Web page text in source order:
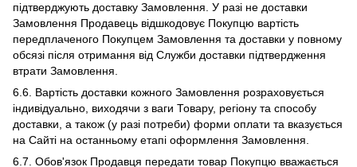
підтверджують доставку Замовлення. У разі не доставки
Замовлення Продавець відшкодовує Покупцю вартість
передплаченого Покупцем Замовлення та доставки у повному
обсязі після отримання від Служби доставки підтвердження
втрати Замовлення.
6.6. Вартість доставки кожного Замовлення розраховується
індивідуально, виходячи з ваги Товару, регіону та способу
доставки, а також (у разі потреби) форми оплати та вказується
на Сайті на останньому етапі оформлення Замовлення.
6.7. Обов'язок Продавця передати товар Покупцю вважається